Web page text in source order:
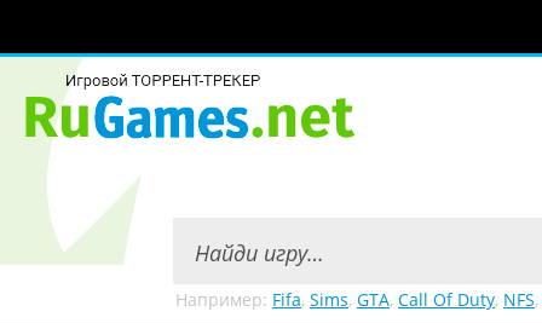
Например: Fifa, Sims, GTA, Call Of Duty, NFS,